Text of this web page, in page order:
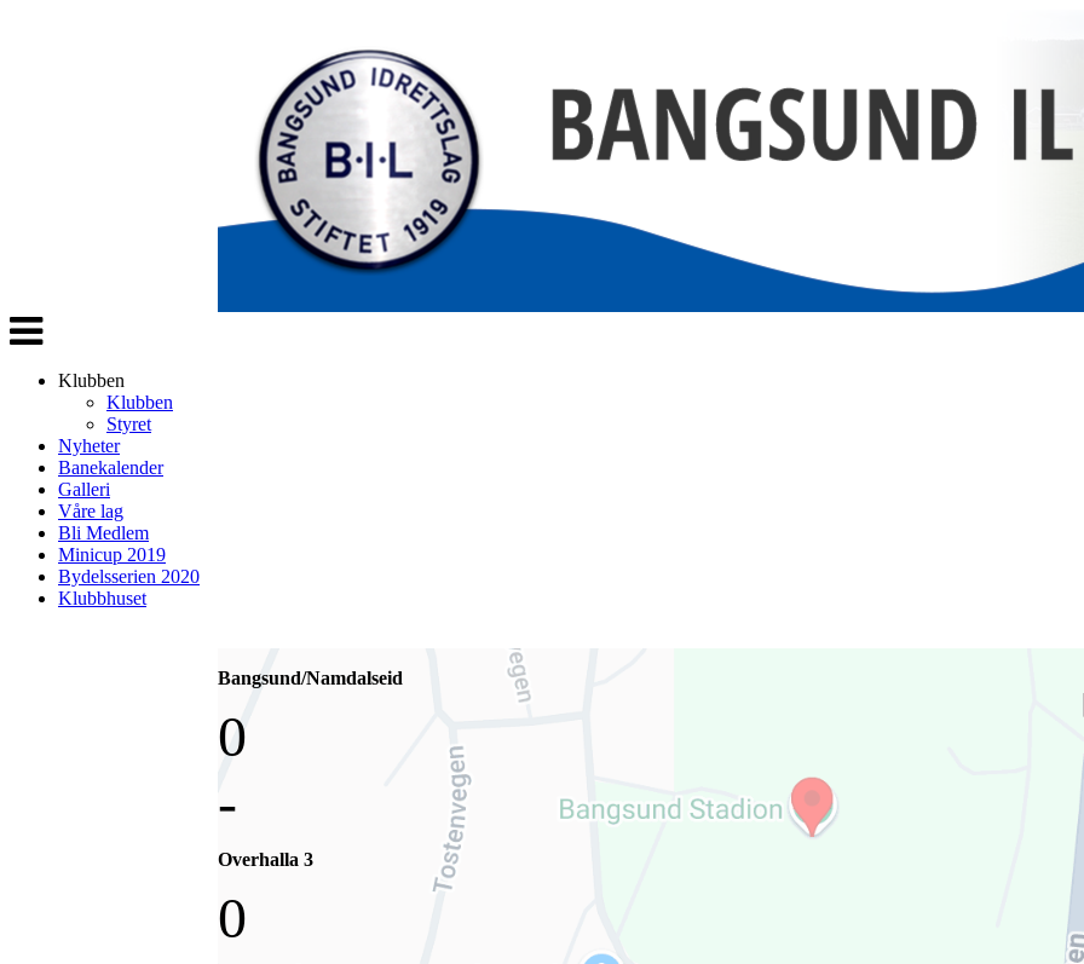
Veksle
navigasjon
Klubben
Klubben
Styret
Nyheter
Banekalender
Galleri
Våre lag
Bli Medlem
Minicup 2019
Bydelsserien 2020
Klubbhuset
Bangsund/Namdalseid
0
-
Overhalla 3
0